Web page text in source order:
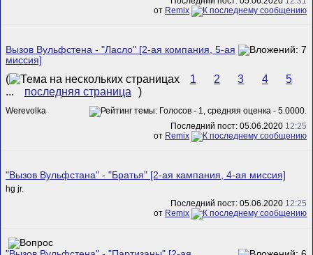
от Remix
Вызов Вульфстена - "Ласло" [2-ая компания, 5-ая
миссия]
( 1 2 3 4
5
...
последняя страница )
Werevolka
Последний пост: 05.06.2020 12:25
от Remix
"Вызов Вульфстана" - "Братья" [2-ая кампания, 4-ая миссия]
hg jr.
Последний пост: 05.06.2020 12:25
от Remix